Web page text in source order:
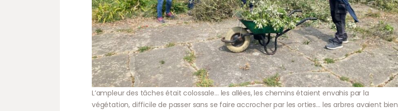
L’ampleur des tâches était colossale… les allées, les chemins étaient envahis par la
végétation, difficile de passer sans se faire accrocher par les orties… les arbres avaient bien